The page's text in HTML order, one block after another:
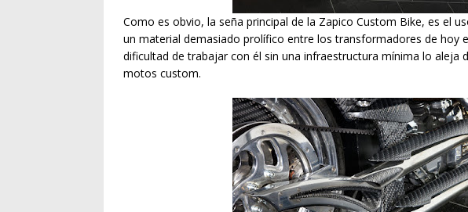
Como es obvio, la seña principal de la Zapico Custom Bike, es el
un material demasiado prolífico entre los transformadores de hoy
dificultad de trabajar con él sin una infraestructura mínima lo aleja
motos custom.